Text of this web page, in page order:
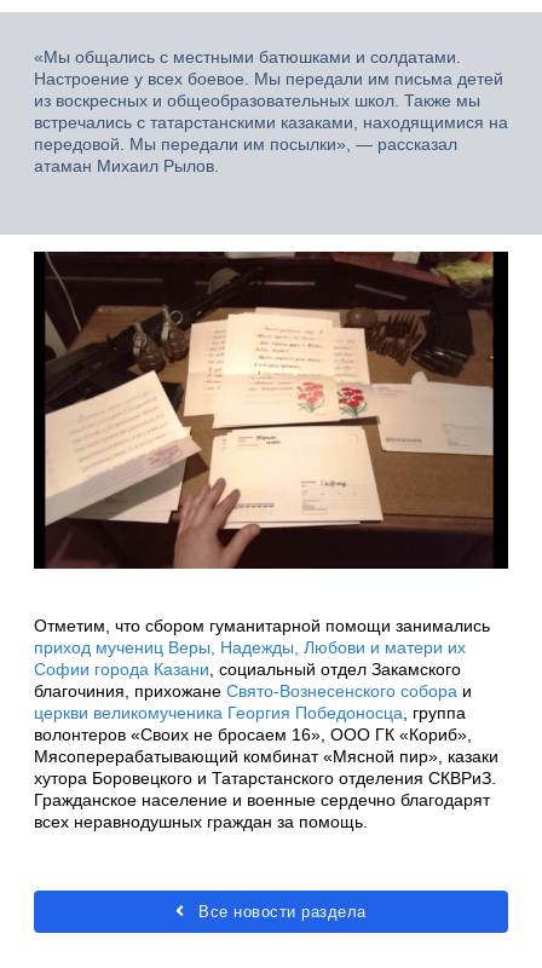
«Мы общались с местными батюшками и солдатами.
Настроение у всех боевое. Мы передали им письма детей
из воскресных и общеобразовательных школ. Также мы
встречались с татарстанскими казаками, находящимися на
передовой. Мы передали им посылки», — рассказал
атаман Михаил Рылов.
Отметим, что сбором гуманитарной помощи занимались
приход мучениц Веры, Надежды, Любови и матери их
Софии города Казани , социальный отдел Закамского
благочиния, прихожане Свято-Вознесенского собора и
церкви великомученика Георгия Победоносца , группа
волонтеров «Своих не бросаем 16», ООО ГК «Кориб»,
Мясоперерабатывающий комбинат «Мясной пир», казаки
хутора Боровецкого и Татарстанского отделения СКВРиЗ.
Гражданское население и военные сердечно благодарят
всех неравнодушных граждан за помощь.
Все новости раздела